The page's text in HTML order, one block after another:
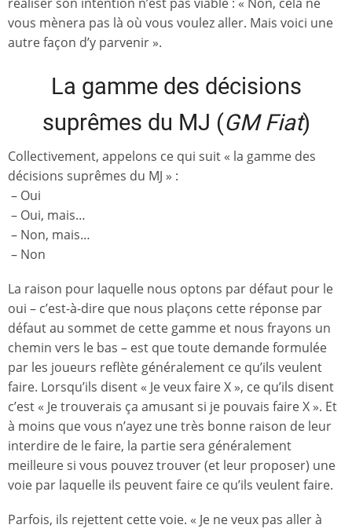
vous mènera pas là où vous voulez aller. Mais voici une
autre façon d’y parvenir ».
La gamme des décisions
suprêmes du MJ (GM Fiat)
Collectivement, appelons ce qui suit « la gamme des
décisions suprêmes du MJ » :
– Oui
– Oui, mais…
– Non, mais…
– Non
La raison pour laquelle nous optons par défaut pour le
oui – c’est-à-dire que nous plaçons cette réponse par
défaut au sommet de cette gamme et nous frayons un
chemin vers le bas – est que toute demande formulée
par les joueurs reflète généralement ce qu’ils veulent
faire. Lorsqu’ils disent « Je veux faire X », ce qu’ils disent
c’est « Je trouverais ça amusant si je pouvais faire X ». Et
à moins que vous n’ayez une très bonne raison de leur
interdire de le faire, la partie sera généralement
meilleure si vous pouvez trouver (et leur proposer) une
voie par laquelle ils peuvent faire ce qu’ils veulent faire.
Parfois, ils rejettent cette voie. « Je ne veux pas aller à